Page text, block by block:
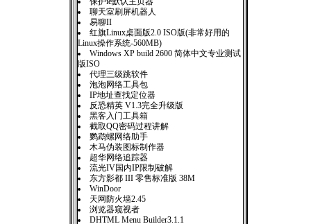
聊天室刷屏机器人
易聊II
红旗Linux桌面版2.0 ISO版(非常好用的
Linux操作系统-560MB)
Windows XP build 2600 简体中文专业测试
版ISO
代理三级跳软件
泡泡网络工具包
IP地址查找定位器
反恐精英 V1.3完全升级版
黑客入门工具箱
截取QQ密码过程讲解
鹦鹉螺网络助手
木马伪装图标制作器
超华网络追踪器
流光IV国内IP限制破解
东方影都 III 零售标准版 38M
WinDoor
天网防火墙2.45
浏览器窥视者
DHTML Menu Builder3.1.1